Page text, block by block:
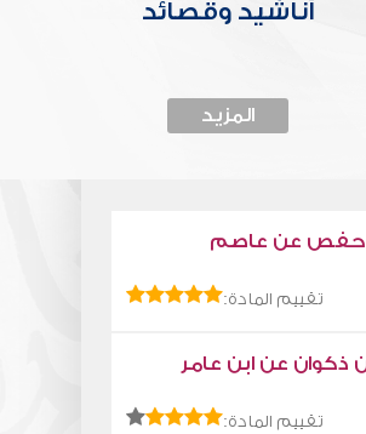
أناشيد وقصائد
المزيد
حفص عن عاصم
تقييم المادة:
ذكوان عن ابن عامر
تقييم المادة: